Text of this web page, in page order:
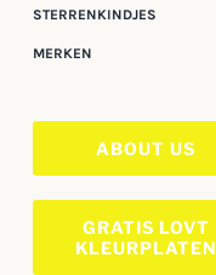
STERRENKINDJES
MERKEN
ABOUT US
GRATIS LOVT
KLEURPLATEN